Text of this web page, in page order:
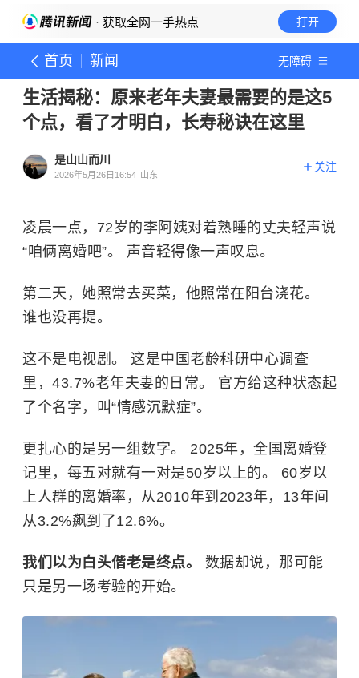
· 获取全网一手热点 打开
首页 新闻 无障碍
生活揭秘：原来老年夫妻最需要的是这5
个点，看了才明白，长寿秘诀在这里
是山山而川
2026年5月26日16:54 山东
关注
凌晨一点，72岁的李阿姨对着熟睡的丈夫轻声说
“咱俩离婚吧”。 声音轻得像一声叹息。
第二天，她照常去买菜，他照常在阳台浇花。
谁也没再提。
这不是电视剧。 这是中国老龄科研中心调查
里，43.7%老年夫妻的日常。 官方给这种状态起
了个名字，叫“情感沉默症”。
更扎心的是另一组数字。 2025年，全国离婚登
记里，每五对就有一对是50岁以上的。 60岁以
上人群的离婚率，从2010年到2023年，13年间
从3.2%飙到了12.6%。
我们以为白头偕老是终点。 数据却说，那可能
只是另一场考验的开始。